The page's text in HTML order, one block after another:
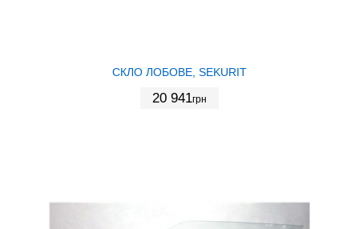
СКЛО ЛОБОВЕ, SEKURIT
20 941грн